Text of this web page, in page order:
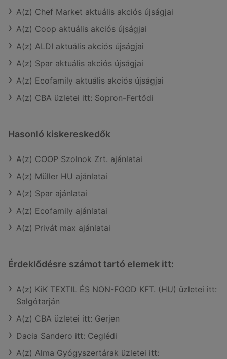
A(z) Chef Market aktuális akciós újságjai
A(z) Coop aktuális akciós újságjai
A(z) ALDI aktuális akciós újságjai
A(z) Spar aktuális akciós újságjai
A(z) Ecofamily aktuális akciós újságjai
A(z) CBA üzletei itt: Sopron-Fertődi
Hasonló kiskereskedők
A(z) COOP Szolnok Zrt. ajánlatai
A(z) Müller HU ajánlatai
A(z) Spar ajánlatai
A(z) Ecofamily ajánlatai
A(z) Privát max ajánlatai
Érdeklődésre számot tartó elemek itt:
A(z) KiK TEXTIL ÉS NON-FOOD KFT. (HU) üzletei itt:
Salgótarján
A(z) CBA üzletei itt: Gerjen
Dacia Sandero itt: Ceglédi
A(z) Alma Gyógyszertárak üzletei itt: